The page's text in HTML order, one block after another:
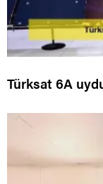
Türksat 6A